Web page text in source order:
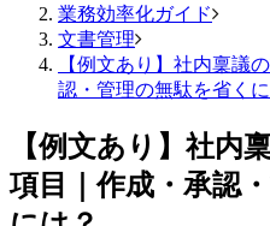
業務効率化ガイド
文書管理
【例文あり】社内稟議
認・管理の無駄を省くに
【例文あり】社内
項目｜作成・承認